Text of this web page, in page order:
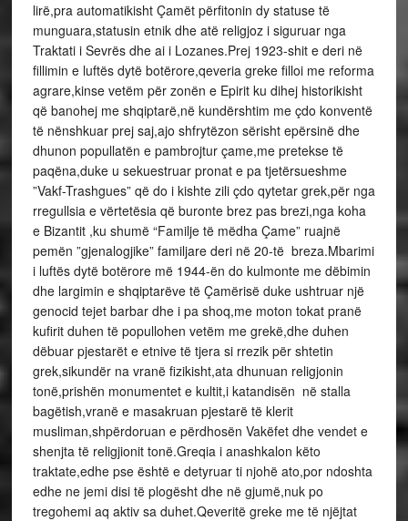
lirë,pra automatikisht Çamët përfitonin dy statuse të
munguara,statusin etnik dhe atë religjoz i siguruar nga
Traktati i Sevrës dhe ai i Lozanes.Prej 1923-shit e deri në
fillimin e luftës dytë botërore,qeveria greke filloi me reforma
agrare,kinse vetëm për zonën e Epirit ku dihej historikisht
që banohej me shqiptarë,në kundërshtim me çdo konventë
të nënshkuar prej saj,ajo shfrytëzon sërisht epërsinë dhe
dhunon popullatën e pambrojtur çame,me pretekse të
paqëna,duke u sekuestruar pronat e pa tjetërsueshme
”Vakf-Trashgues” që do i kishte zili çdo qytetar grek,për nga
rregullsia e vërtetësia që buronte brez pas brezi,nga koha
e Bizantit ,ku shumë “Familje të mëdha Çame” ruajnë
pemën ”gjenalogjike” familjare deri në 20-të breza.Mbarimi
i luftës dytë botërore më 1944-ën do kulmonte me dëbimin
dhe largimin e shqiptarëve të Çamërisë duke ushtruar një
genocid tejet barbar dhe i pa shoq,me moton tokat pranë
kufirit duhen të popullohen vetëm me grekë,dhe duhen
dëbuar pjestarët e etnive të tjera si rrezik për shtetin
grek,sikundër na vranë fizikisht,ata dhunuan religjonin
tonë,prishën monumentet e kultit,i katandisën në stalla
bagëtish,vranë e masakruan pjestarë të klerit
musliman,shpërdoruan e përdhosën Vakëfet dhe vendet e
shenjta të religjionit tonë.Greqia i anashkalon këto
traktate,edhe pse është e detyruar ti njohë ato,por ndoshta
edhe ne jemi disi të plogësht dhe në gjumë,nuk po
tregohemi aq aktiv sa duhet.Qeveritë greke me të njëjtat